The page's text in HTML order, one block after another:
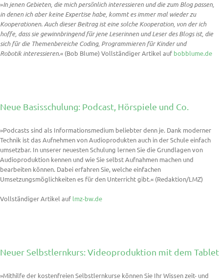
»In jenen Gebieten, die mich persönlich interessieren und die zum Blog passen,
in denen ich aber keine Expertise habe, kommt es immer mal wieder zu
Kooperationen. Auch dieser Beitrag ist eine solche Kooperation, von der ich
hoffe, dass sie gewinnbringend für jene Leserinnen und Leser des Blogs ist, die
sich für die Themenbereiche Coding, Programmieren für Kinder und
Robotik interessieren.« (Bob Blume) Vollständiger Artikel auf bobblume.de
Neue Basisschulung: Podcast, Hörspiele und Co.
»Podcasts sind als Informationsmedium beliebter denn je. Dank moderner
Technik ist das Aufnehmen von Audioprodukten auch in der Schule einfach
umsetzbar. In unserer neuesten Schulung lernen Sie die Grundlagen von
Audioproduktion kennen und wie Sie selbst Aufnahmen machen und
bearbeiten können. Dabei erfahren Sie, welche einfachen
Umsetzungsmöglichkeiten es für den Unterricht gibt.« (Redaktion/LMZ)
Vollständiger Artikel auf lmz-bw.de
Neuer Selbstlernkurs: Videoproduktion mit dem Tablet
»Mithilfe der kostenfreien Selbstlernkurse können Sie Ihr Wissen zeit- und